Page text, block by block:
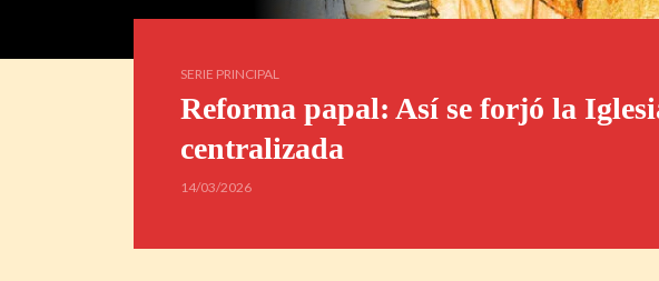
SERIE PRINCIPAL
Reforma papal: Así se forjó la
centralizada
14/03/2026